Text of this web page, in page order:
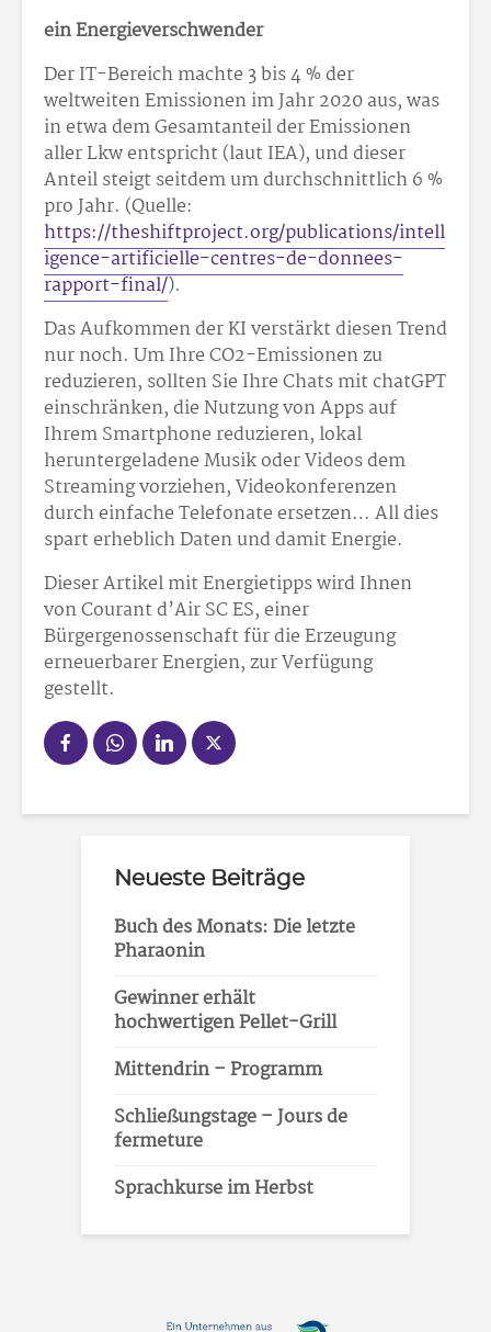
ein Energieverschwender
Der IT-Bereich machte 3 bis 4 % der
weltweiten Emissionen im Jahr 2020 aus, was
in etwa dem Gesamtanteil der Emissionen
aller Lkw entspricht (laut IEA), und dieser
Anteil steigt seitdem um durchschnittlich 6 %
pro Jahr. (Quelle:
https://theshiftproject.org/publications/intell
igence-artificielle-centres-de-donnees-
rapport-final/).
Das Aufkommen der KI verstärkt diesen Trend
nur noch. Um Ihre CO2-Emissionen zu
reduzieren, sollten Sie Ihre Chats mit chatGPT
einschränken, die Nutzung von Apps auf
Ihrem Smartphone reduzieren, lokal
heruntergeladene Musik oder Videos dem
Streaming vorziehen, Videokonferenzen
durch einfache Telefonate ersetzen… All dies
spart erheblich Daten und damit Energie.
Dieser Artikel mit Energietipps wird Ihnen
von Courant d’Air SC ES, einer
Bürgergenossenschaft für die Erzeugung
erneuerbarer Energien, zur Verfügung
gestellt.
Neueste Beiträge
Buch des Monats: Die letzte
Pharaonin
Gewinner erhält
hochwertigen Pellet-Grill
Mittendrin – Programm
Schließungstage – Jours de
fermeture
Sprachkurse im Herbst